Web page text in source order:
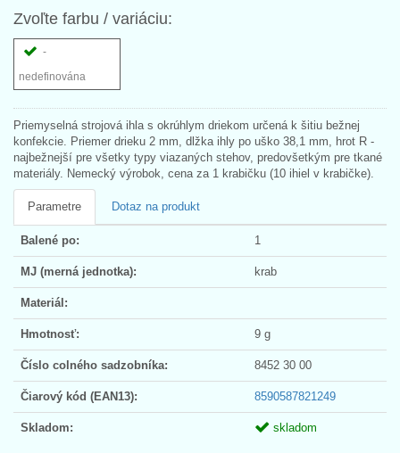
Zvoľte farbu / variáciu:
-
nedefinována
Priemyselná strojová ihla s okrúhlym driekom určená k šitiu bežnej
konfekcie. Priemer drieku 2 mm, dlžka ihly po uško 38,1 mm, hrot R -
najbežnejší pre všetky typy viazaných stehov, predovšetkým pre tkané
materiály. Nemecký výrobok, cena za 1 krabičku (10 ihiel v krabičke).
Parametre Dotaz na produkt
Balené po: 1
MJ (merná jednotka): krab
Materiál:
Hmotnosť: 9 g
Číslo colného sadzobníka: 8452 30 00
Čiarový kód (EAN13): 8590587821249
Skladom: skladom